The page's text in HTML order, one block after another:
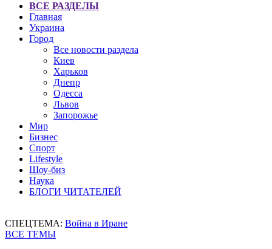
ВСЕ РАЗДЕЛЫ
Главная
Украина
Город
Все новости раздела
Киев
Харьков
Днепр
Одесса
Львов
Запорожье
Мир
Бизнес
Спорт
Lifestyle
Шоу-биз
Наука
БЛОГИ ЧИТАТЕЛЕЙ
СПЕЦТЕМА: Война в Иране
ВСЕ ТЕМЫ